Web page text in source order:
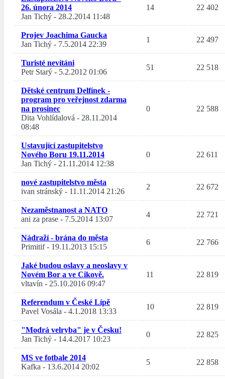
26. února 2014
Jan Tichý - 28.2.2014 11:48
14 22 402
Projev Joachima Gaucka
Jan Tichý - 7.5.2014 22:39
1 22 497
Turisté nevítáni
Petr Starý - 5.2.2012 01:06
51 22 518
Dětské centrum Delfínek -
program pro veřejnost zdarma
na prosinec
Dita Vohlídalová - 28.11.2014
08:48
0 22 588
Ustavující zastupitelstvo
Nového Boru 19.11.2014
Jan Tichý - 21.11.2014 12:38
0 22 611
nové zastupitelstvo města
ivan stránský - 11.11.2014 21:26
2 22 672
Nezaměstnanost a NATO
ani za prase - 7.5.2014 13:07
4 22 721
Nádraží - brána do města
Primitif- 19.11.2013 15:15
6 22 766
Jaké budou oslavy a neoslavy v
Novém Bor a ve Cikově.
vltavín - 25.10.2016 09:47
11 22 819
Referendum v České Lípě
Pavel Vosála - 4.1.2018 13:33
10 22 819
"Modrá velryba" je v Česku!
Jan Tichý - 14.4.2017 10:23
0 22 825
MS ve fotbale 2014
Kafka - 13.6.2014 20:02
5 22 858